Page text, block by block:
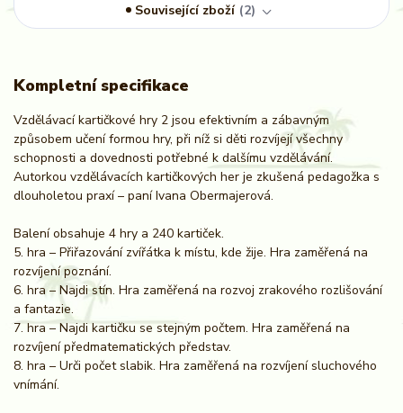
Související zboží 2
Kompletní specifikace
Vzdělávací kartičkové hry 2 jsou efektivním a zábavným
způsobem učení formou hry, při níž si děti rozvíjejí všechny
schopnosti a dovednosti potřebné k dalšímu vzdělávání.
Autorkou vzdělávacích kartičkových her je zkušená pedagožka s
dlouholetou praxí – paní Ivana Obermajerová.
Balení obsahuje 4 hry a 240 kartiček.
5. hra – Přiřazování zvířátka k místu, kde žije. Hra zaměřená na
rozvíjení poznání.
6. hra – Najdi stín. Hra zaměřená na rozvoj zrakového rozlišování
a fantazie.
7. hra – Najdi kartičku se stejným počtem. Hra zaměřená na
rozvíjení předmatematických představ.
8. hra – Urči počet slabik. Hra zaměřená na rozvíjení sluchového
vnímání.